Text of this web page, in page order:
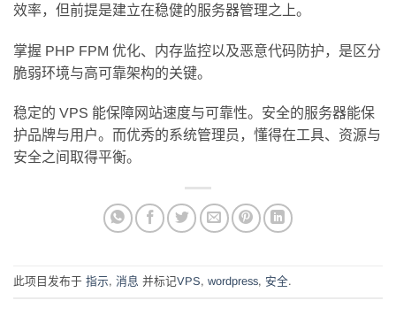
效率，但前提是建立在稳健的服务器管理之上。
掌握 PHP FPM 优化、内存监控以及恶意代码防护，是区分
脆弱环境与高可靠架构的关键。
稳定的 VPS 能保障网站速度与可靠性。安全的服务器能保
护品牌与用户。而优秀的系统管理员，懂得在工具、资源与
安全之间取得平衡。
此项目发布于 指示, 消息 并标记VPS, wordpress, 安全.